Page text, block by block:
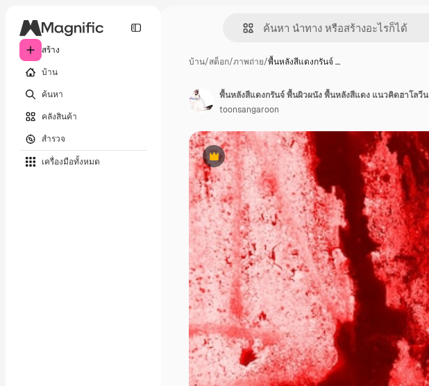
สร้าง
บ้าน
ค้นหา
คลังสินค้า
สำรวจ
เครื่องมือทั้งหมด
บ้าน/สต็อก/ภาพถ่าย/พื้นหลังสีแดงกรันจ์ …
พรีเมี่ยม
พื้นหลังสีแดงกรันจ์ พื้นผิวผนัง พื้นหลังสีแดง แนวคิดฮาโลวีน
toonsangaroon